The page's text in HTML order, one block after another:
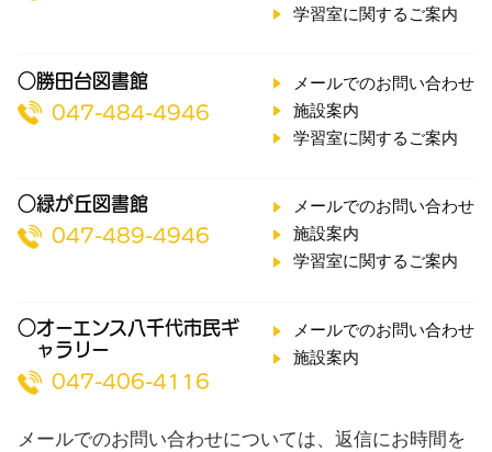
学習室に関するご案内
○勝田台図書館
047-484-4946
メールでのお問い合わせ
施設案内
学習室に関するご案内
○緑が丘図書館
047-489-4946
メールでのお問い合わせ
施設案内
学習室に関するご案内
○オーエンス八千代市民ギ
ャラリー
047-406-4116
メールでのお問い合わせ
施設案内
メールでのお問い合わせについては、返信にお時間を